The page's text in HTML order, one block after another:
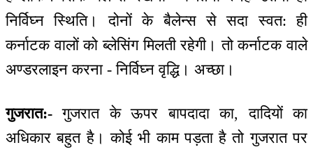
निर्विघ्न स्थिति। दोनों के बैलेन्स से सदा स्वत: ही
कर्नाटक वालों को ब्लेसिंग मिलती रहेगी। तो कर्नाटक वाले
अण्डरलाइन करना - निर्विघ्न वृद्धि। अच्छा।
गुजरात:- गुजरात के ऊपर बापदादा का, दादियों का
अधिकार बहुत है। कोई भी काम पड़ता है तो गुजरात पर